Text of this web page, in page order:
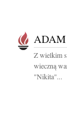
ADAM
Z wielkim
wieczną
"Nikita"...